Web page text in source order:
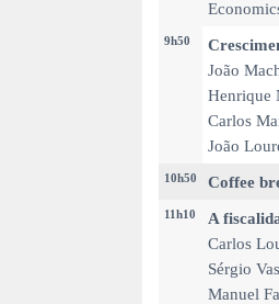
9h50
João
Henrique
Carlos
João
10h50 Coffee
11h10
A
Carlos
Sérgio
Manuel